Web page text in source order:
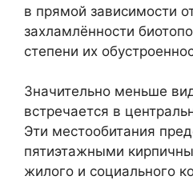
в прямой зависимости
захламлённости
степени их
Значительно меньше
встречается в
Эти местообитания
пятиэтажными
жилого и социального